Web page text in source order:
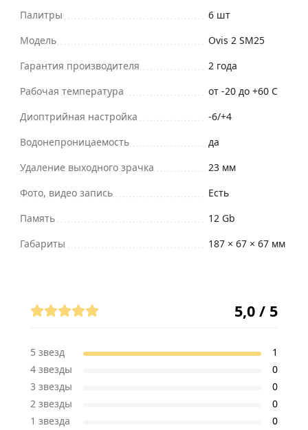
Палитры
6 шт
Модель
Ovis 2 SM25
Гарантия производителя
2 года
Рабочая температура
от -20 до +60 С
Диоптрийная настройка
-6/+4
Водонепроницаемость
да
Удаление выходного зрачка
23 мм
Фото, видео запись
Есть
Память
12 Gb
Габариты
187 × 67 × 67 мм
Отзывы (1) 5,0 / 5
5 звезд
1
4 звезды
0
3 звезды
0
2 звезды
0
1 звезда
0